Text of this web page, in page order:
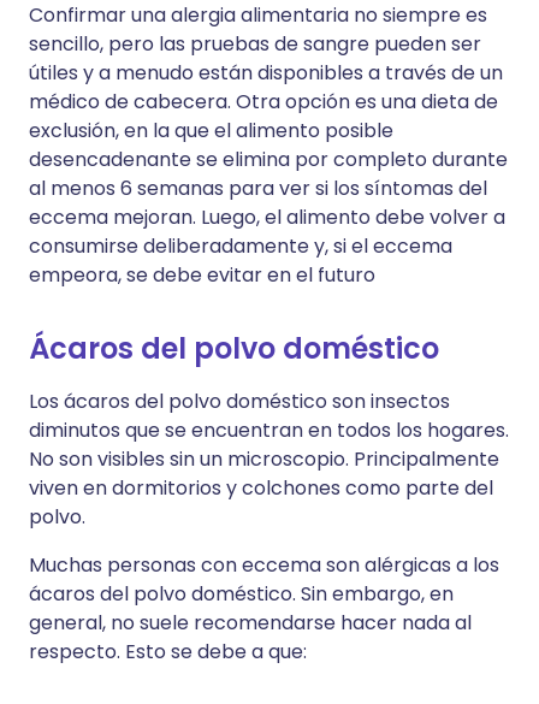
Confirmar una alergia alimentaria no siempre es
sencillo, pero las pruebas de sangre pueden ser
útiles y a menudo están disponibles a través de un
médico de cabecera. Otra opción es una dieta de
exclusión, en la que el alimento posible
desencadenante se elimina por completo durante
al menos 6 semanas para ver si los síntomas del
eccema mejoran. Luego, el alimento debe volver a
consumirse deliberadamente y, si el eccema
empeora, se debe evitar en el futuro
Ácaros del polvo doméstico
Los ácaros del polvo doméstico son insectos
diminutos que se encuentran en todos los hogares.
No son visibles sin un microscopio. Principalmente
viven en dormitorios y colchones como parte del
polvo.
Muchas personas con eccema son alérgicas a los
ácaros del polvo doméstico. Sin embargo, en
general, no suele recomendarse hacer nada al
respecto. Esto se debe a que: